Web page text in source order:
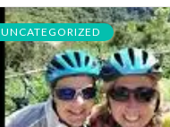
UNCATEGORIZED